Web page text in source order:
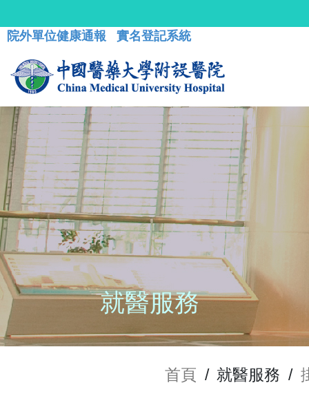
院外單位健康通報 實名登記系統
就醫服務
首頁 / 就醫服務 /